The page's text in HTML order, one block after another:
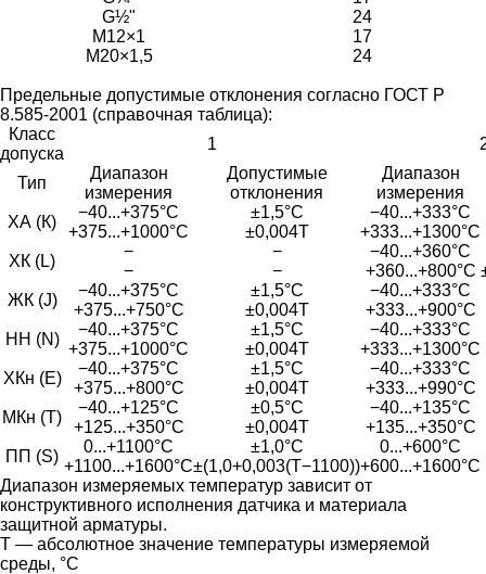
G½"
24
М12×1
17
М20×1,5
24
Предельные допустимые отклонения согласно ГОСТ Р
8.585-2001 (справочная таблица):
Класс
допуска
1
Тип
Диапазон
измерения
Допустимые
отклонения
Диапазон
измерения
ХА (К)
−40...+375°С ±1,5°С
−40...+333°С
+375...+1000°С
±0,004Т
+333...+1300°С
ХК (L)
− −
−40...+360°С
−
− +360...+800°С
ЖК (J)
−40...+375°С ±1,5°С
−40...+333°С
+375...+750°С
±0,004Т
+333...+900°С
НН (N)
−40...+375°С ±1,5°С
−40...+333°С
+375...+1000°С
±0,004Т
+333...+1300°С
ХКн (E)
−40...+375°С ±1,5°С
−40...+333°С
+375...+800°С
±0,004Т
+333...+990°С
МКн (Т)
−40...+125°С ±0,5°С
−40...+135°С
+125...+350°С
±0,004Т
+135...+350°С
ПП (S)
0...+1100°С ±1,0°С
0...+600°С
+1100...+1600°С±(1,0+0,003(Т−1100))+600...+1600°С
Диапазон измеряемых температур зависит от
конструктивного исполнения датчика и материала
защитной арматуры.
Т — абсолютное значение температуры измеряемой
среды, °С